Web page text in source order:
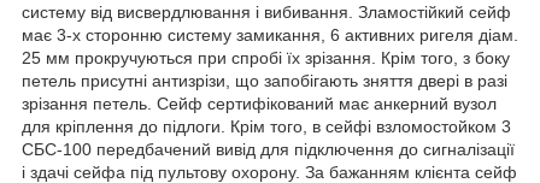
систему від висвердлювання і вибивання. Зламостійкий сейф
має 3-х сторонню систему замикання, 6 активних ригеля діам.
25 мм прокручуються при спробі їх зрізання. Крім того, з боку
петель присутні антизрізи, що запобігають зняття двері в разі
зрізання петель. Сейф сертифікований має анкерний вузол
для кріплення до підлоги. Крім того, в сейфі взломостойком 3
СБС-100 передбачений вивід для підключення до сигналізації
і здачі сейфа під пультову охорону. За бажанням клієнта сейф